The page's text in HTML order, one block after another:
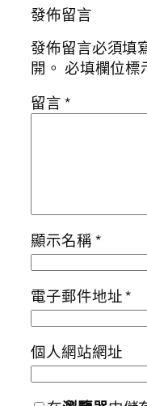
發佈留言
發佈留言必須填
開。 必填欄位標
留言*
顯示名稱*
電子郵件地址*
個人網站網址